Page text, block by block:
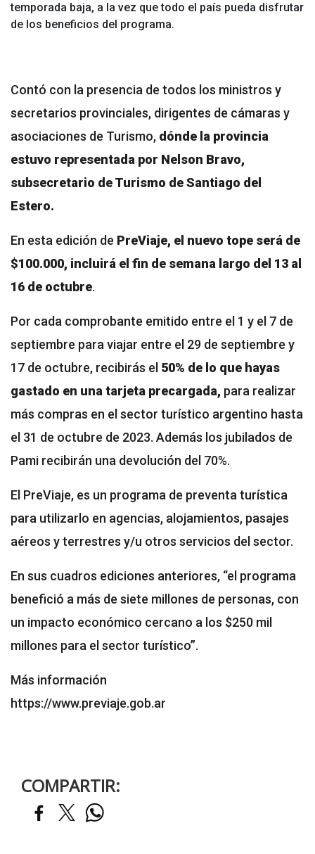
temporada baja, a la vez que todo el país pueda disfrutar
de los beneficios del programa.
Contó con la presencia de todos los ministros y
secretarios provinciales, dirigentes de cámaras y
asociaciones de Turismo, dónde la provincia
estuvo representada por Nelson Bravo,
subsecretario de Turismo de Santiago del
Estero.
En esta edición de PreViaje, el nuevo tope será de
$100.000, incluirá el fin de semana largo del 13 al
16 de octubre.
Por cada comprobante emitido entre el 1 y el 7 de
septiembre para viajar entre el 29 de septiembre y
17 de octubre, recibirás el 50% de lo que hayas
gastado en una tarjeta precargada, para realizar
más compras en el sector turístico argentino hasta
el 31 de octubre de 2023. Además los jubilados de
Pami recibirán una devolución del 70%.
El PreViaje, es un programa de preventa turística
para utilizarlo en agencias, alojamientos, pasajes
aéreos y terrestres y/u otros servicios del sector.
En sus cuadros ediciones anteriores, “el programa
benefició a más de siete millones de personas, con
un impacto económico cercano a los $250 mil
millones para el sector turístico”.
Más información
https://www.previaje.gob.ar
COMPARTIR: